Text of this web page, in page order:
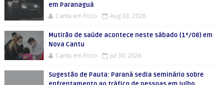
em Paranaguá
Cantu em Foco Aug 03, 2026
Mutirão de saúde acontece neste sábado (1º/08) em
Nova Cantu
Cantu em Foco Jul 30, 2026
Sugestão de Pauta: Paraná sedia seminário sobre